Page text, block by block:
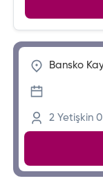
2 Yetişkin0